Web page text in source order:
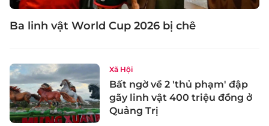
Ba linh vật World Cup 2026 bị chê
Xã Hội
Bất ngờ về 2 'thủ phạm' đập
gãy linh vật 400 triệu đồng ở
Quảng Trị